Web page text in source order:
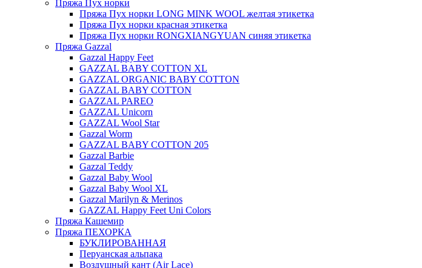
Пряжа Пух норки
Пряжа Пух норки LONG MINK WOOL желтая этикетка
Пряжа Пух норки красная этикетка
Пряжа Пух норки RONGXIANGYUAN синяя этикетка
Пряжа Gazzal
Gazzal Happy Feet
GAZZAL BABY COTTON XL
GAZZAL ORGANIC BABY COTTON
GAZZAL BABY COTTON
GAZZAL PAREO
GAZZAL Unicorn
GAZZAL Wool Star
Gazzal Worm
GAZZAL BABY COTTON 205
Gazzal Barbie
Gazzal Teddy
Gazzal Baby Wool
Gazzal Baby Wool XL
Gazzal Marilyn & Merinos
GAZZAL Happy Feet Uni Colors
Пряжа Кашемир
Пряжа ПЕХОРКА
БУКЛИРОВАННАЯ
Перуанская альпака
Воздушный кант (Air Lace)